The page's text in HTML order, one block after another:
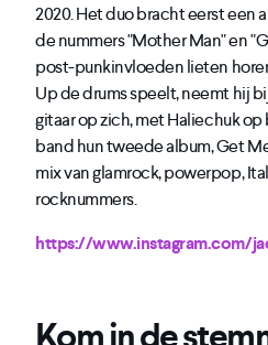
2020. Het duo bracht eerst een
de nummers "Mother Man" en
post-punkinvloeden lieten
Up de drums speelt, neemt hij
gitaar op zich, met Haliechuk op
band hun tweede album, Get
mix van glamrock, powerpop,
rocknummers.
https://www.instagram.com/